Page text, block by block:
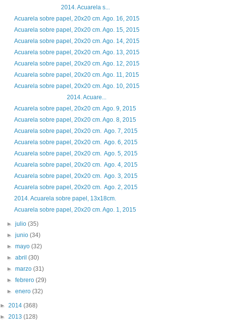
2014. Acuarela s...
Acuarela sobre papel, 20x20 cm. Ago. 16, 2015
Acuarela sobre papel, 20x20 cm. Ago. 15, 2015
Acuarela sobre papel, 20x20 cm. Ago. 14, 2015
Acuarela sobre papel, 20x20 cm. Ago. 13, 2015
Acuarela sobre papel, 20x20 cm. Ago. 12, 2015
Acuarela sobre papel, 20x20 cm. Ago. 11, 2015
Acuarela sobre papel, 20x20 cm. Ago. 10, 2015
2014. Acuare...
Acuarela sobre papel, 20x20 cm. Ago. 9, 2015
Acuarela sobre papel, 20x20 cm. Ago. 8, 2015
Acuarela sobre papel, 20x20 cm. Ago. 7, 2015
Acuarela sobre papel, 20x20 cm. Ago. 6, 2015
Acuarela sobre papel, 20x20 cm. Ago. 5, 2015
Acuarela sobre papel, 20x20 cm. Ago. 4, 2015
Acuarela sobre papel, 20x20 cm. Ago. 3, 2015
Acuarela sobre papel, 20x20 cm. Ago. 2, 2015
2014. Acuarela sobre papel, 13x18cm.
Acuarela sobre papel, 20x20 cm. Ago. 1, 2015
►julio(35)
►junio(34)
►mayo(32)
►abril(30)
►marzo(31)
►febrero(29)
►enero(32)
► 2014 (368)
► 2013 (128)